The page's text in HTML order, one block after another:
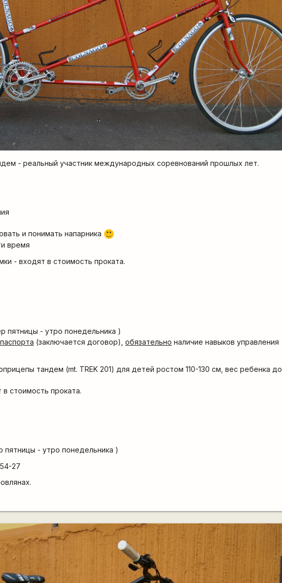
- реальный участник международных соревнований прошлых лет.
и понимать напарника
:)
время
- входят в стоимость проката.
пятницы - утро понедельника )
(заключается договор),обязательно наличие навыков управления
тандем (mt. TREK 201) для детей ростом 110-130 см, вес ребенка до
стоимость проката.
пятницы - утро понедельника )
27